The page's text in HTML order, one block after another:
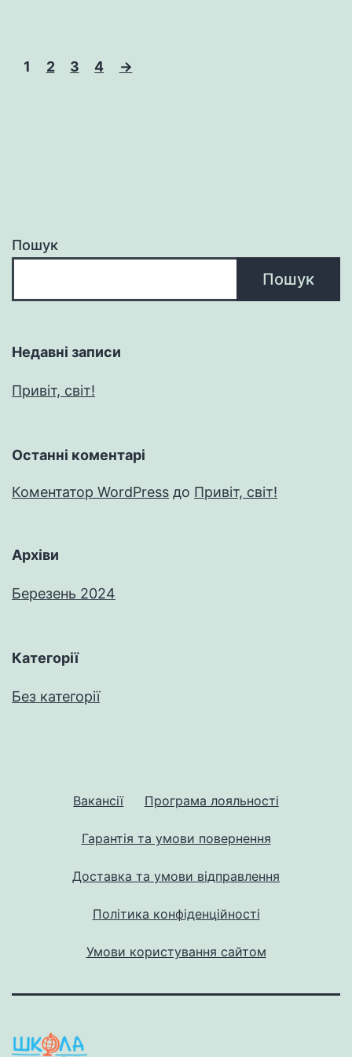
1 2 3 4 →
Пошук
Пошук
Недавні записи
Привіт, світ!
Останні коментарі
Коментатор WordPress до Привіт, світ!
Архіви
Березень 2024
Категорії
Без категорії
Вакансії Програма лояльності
Гарантія та умови повернення
Доставка та умови відправлення
Політика конфіденційності
Умови користування сайтом